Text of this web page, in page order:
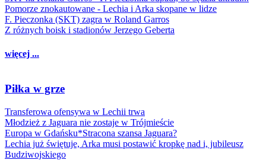
Pomorze znokautowane - Lechia i Arka skopane w lidze
F. Pieczonka (SKT) zagra w Roland Garros
Z różnych boisk i stadionów Jerzego Geberta
więcej ...
Piłka w grze
Transferowa ofensywa w Lechii trwa
Młodzież z Jaguara nie zostaje w Trójmieście
Europa w Gdańsku*Stracona szansa Jaguara?
Lechia już świętuje, Arka musi postawić kropkę nad i, jubileusz
Budziwojskiego